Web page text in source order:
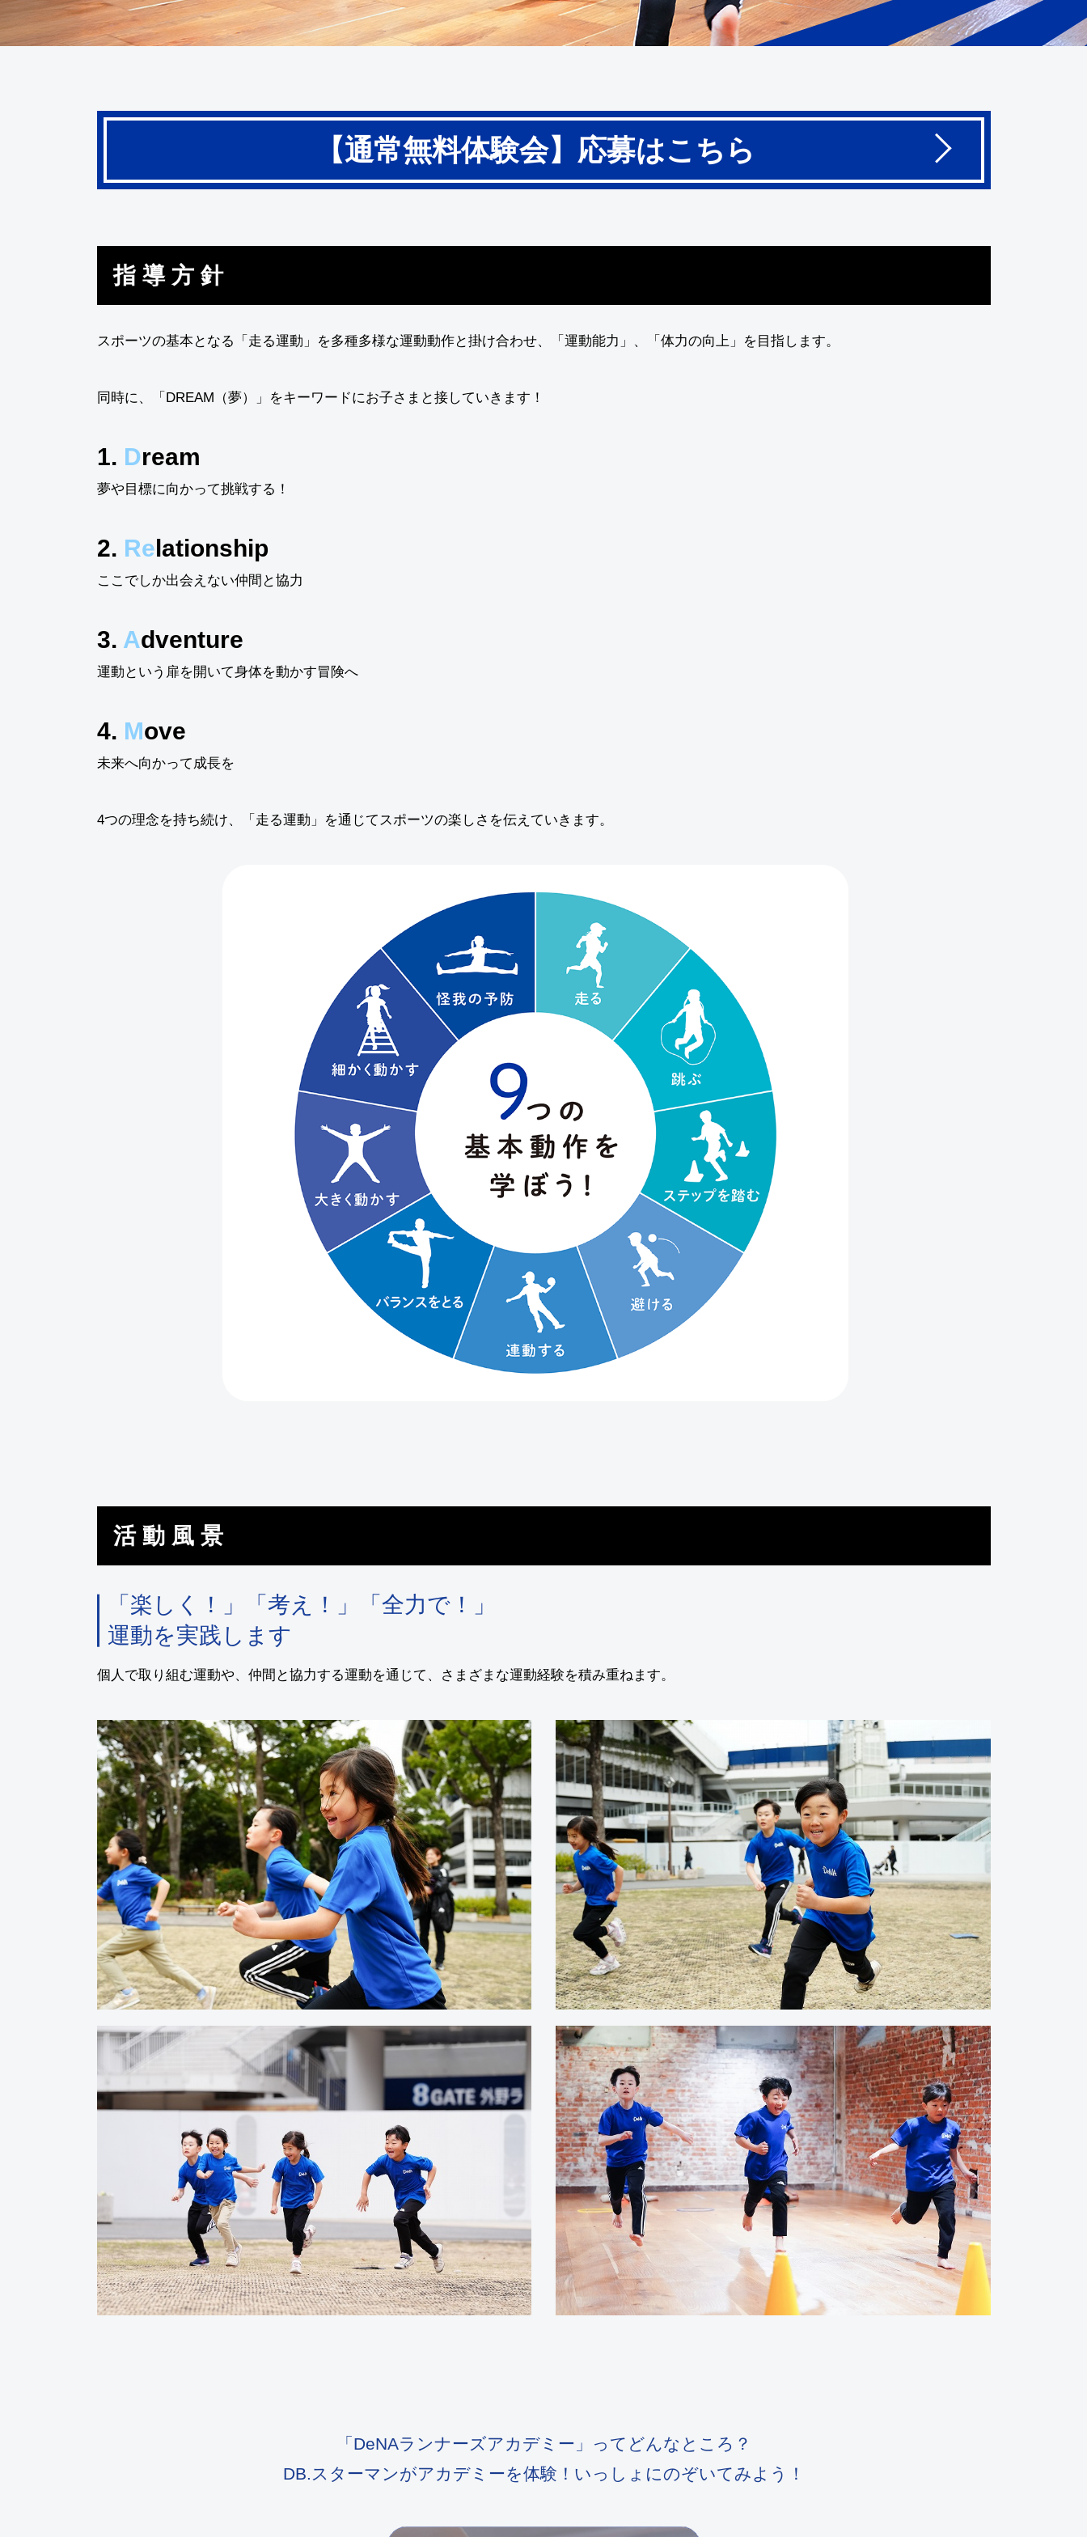
【通常無料体験会】 応募はこちら
指導方針
スポーツの基本となる「走る運動」を多種多様な運動動作と掛け合わせ、「運動能力」、「体力の向上」を目指します。
同時に、「DREAM（夢）」をキーワードにお子さまと接していきます！
1. Dream
夢や目標に向かって挑戦する！
2. Relationship
ここでしか出会えない仲間と協力
3. Adventure
運動という扉を開いて身体を動かす冒険へ
4. Move
未来へ向かって成長を
4つの理念を持ち続け、「走る運動」を通じてスポーツの楽しさを伝えていきます。
活動風景
「楽しく！」「考え！」「全力で！」
運動を実践します
個人で取り組む運動や、仲間と協力する運動を通じて、さまざまな運動経験を積み重ねます。
「DeNAランナーズアカデミー」ってどんなところ？
DB.スターマンがアカデミーを体験！ いっしょにのぞいてみよう！